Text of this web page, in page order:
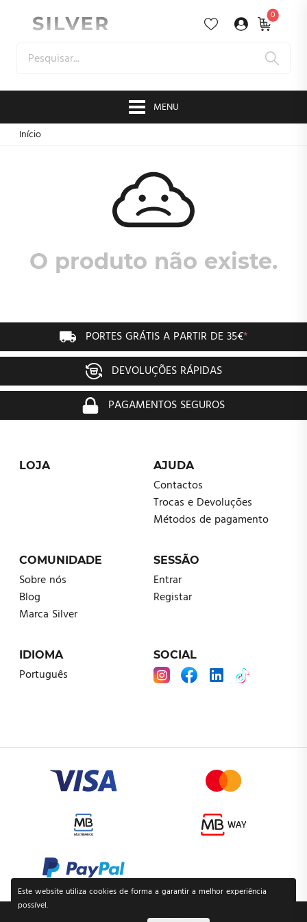
0
MENU
Início
O produto não existe.
PORTES GRÁTIS A PARTIR DE 35€*
DEVOLUÇÕES RÁPIDAS
PAGAMENTOS SEGUROS
LOJA AJUDA
Contactos
Trocas e Devoluções
Métodos de pagamento
COMUNIDADE
Sobre nós
Blog
Marca Silver
SESSÃO
Entrar
Registar
IDIOMA
Português
SOCIAL
Este website utiliza cookies de forma a garantir a melhor experiência
possível.